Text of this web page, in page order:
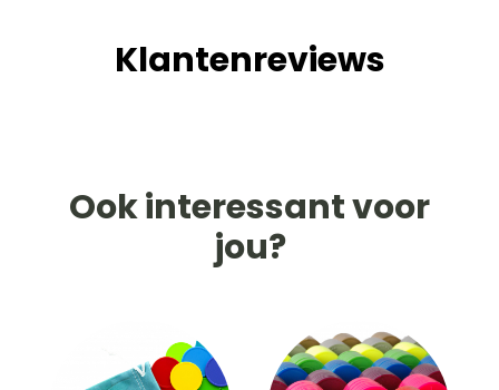
Klantenreviews
Ook interessant voor
jou?